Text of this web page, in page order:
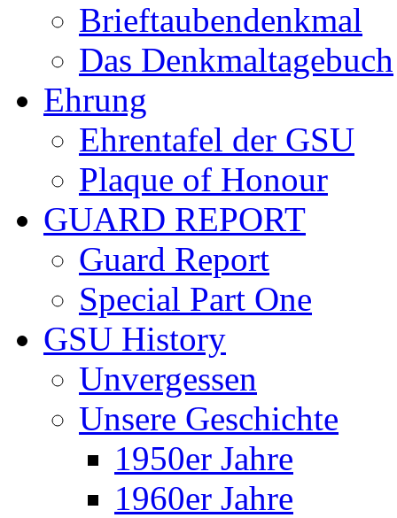
Brieftaubendenkmal
Das Denkmaltagebuch
Ehrung
Ehrentafel der GSU
Plaque of Honour
GUARD REPORT
Guard Report
Special Part One
GSU History
Unvergessen
Unsere Geschichte
1950er Jahre
1960er Jahre